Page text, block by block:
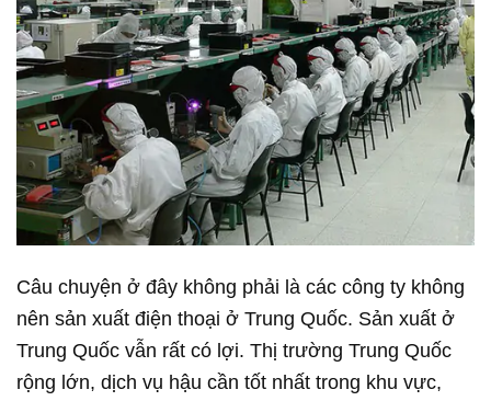
Câu chuyện ở đây không phải là các công ty không
nên sản xuất điện thoại ở Trung Quốc. Sản xuất ở
Trung Quốc vẫn rất có lợi. Thị trường Trung Quốc
rộng lớn, dịch vụ hậu cần tốt nhất trong khu vực,